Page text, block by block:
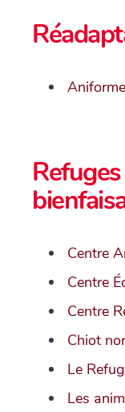
Aniforme
Centre
Centre
Centre
Chiot
Le
Les